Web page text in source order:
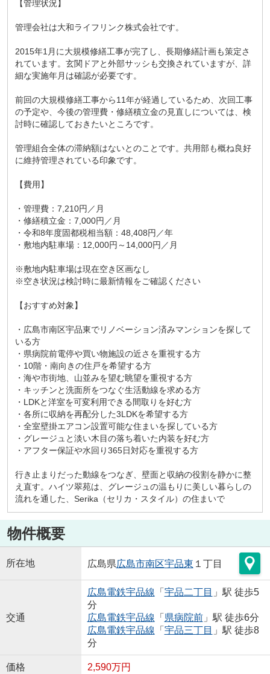
【管理状況】
管理会社は大和ライフリンク株式会社です。
2015年1月に大規模修繕工事が完了し、長期修繕計画も策定さ
れています。玄関ドアと外部サッシも交換されていますが、詳
細な実施年月は確認が必要です。
前回の大規模修繕工事から11年が経過しているため、次回工事
の予定や、今後の管理費・修繕積立金の見直しについては、検
討時に確認しておきたいところです。
管理組合全体の滞納額はないとのことです。共用部も概ね良好
に維持管理されている印象です。
【費用】
・管理費：7,210円／月
・修繕積立金：7,000円／月
・令和8年度固都税相当額：48,408円／年
・敷地内駐車場：12,000円～14,000円／月
※敷地内駐車場は現在空き区画なし
※空き状況は検討時に最新情報をご確認ください
【おすすめ対象】
・広島市南区宇品東でリノベーション済みマンションを探して
いる方
・県病院前電停や買い物施設の近さを重視する方
・10階・南向きの住戸を希望する方
・海や市街地、山並みを望む眺望を重視する方
・キッチンと洗面所をつなぐ生活動線を求める方
・LDKと洋室を可変利用できる間取りを好む方
・各所に収納を再配分した3LDKを希望する方
・全室壁掛エアコン設置可能な住まいを探している方
・グレージュと淡い木目の落ち着いた内装を好む方
・アフター保証や水回り365日対応を重視する方
行き止まりだった動線をつなぎ、壁面と収納の役割を静かに整
え直す。ハイツ翠苑は、グレージュの温もりに美しい暮らしの
流れを通した、Serika（セリカ・スタイル）の住まいで
物件概要
所在地 広島県広島市南区宇品東 １丁目
交通
広島電鉄宇品線 「 宇品二丁目 」駅 徒歩5
分
広島電鉄宇品線 「 県病院前」駅 徒歩6分
広島電鉄宇品線 「 宇品三丁目 」駅 徒歩8
分
価格 2,590万円